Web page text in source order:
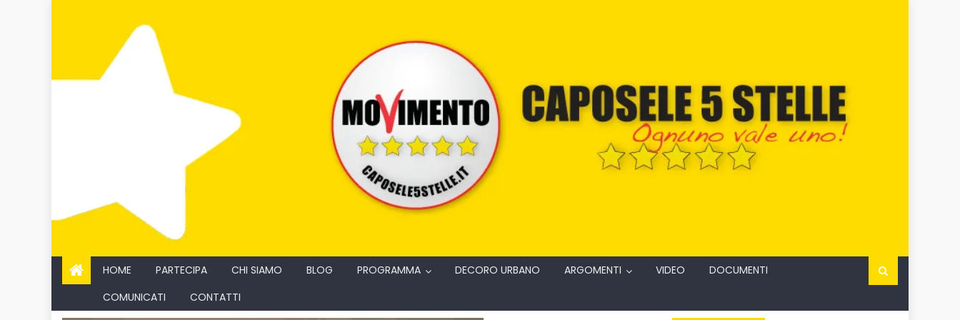
HOME PARTECIPA CHI SIAMO BLOG PROGRAMMA DECORO URBANO ARGOMENTI VIDEO
DOCUMENTI
COMUNICATI
CONTATTI